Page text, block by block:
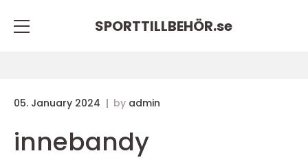
SPORTTILLBEHÖR.se
05. January 2024 by admin
innebandy